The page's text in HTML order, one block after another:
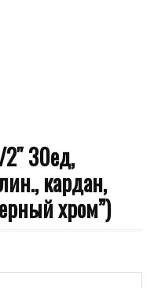
30ед,
кардан,
хром”)